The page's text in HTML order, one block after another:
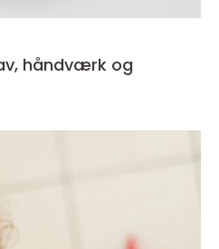
håndværk og